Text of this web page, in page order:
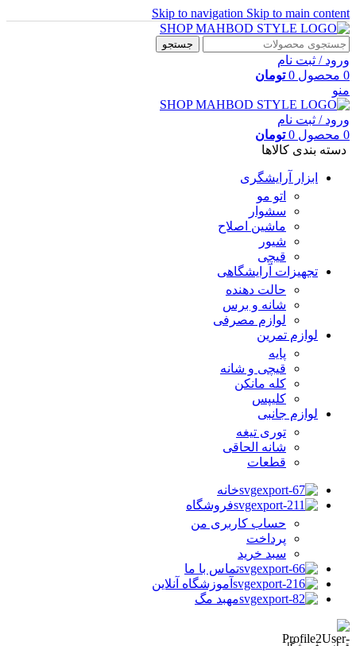
Skip to navigation Skip to main content
جستجو
ورود / ثبت نام
0 محصول 0 تومان
منو
ورود / ثبت نام
0 محصول 0 تومان
دسته بندی کالاها
ابزار آرایشگری
اتو مو
سشوار
ماشین اصلاح
شیور
قیچی
تجهیزات آرایشگاهی
حالت دهنده
شانه و برس
لوازم مصرفی
لوازم تمرین
پایه
قیچی و شانه
کله مانکن
کلیپس
لوازم جانبی
توری تیغه
شانه الحاقی
قطعات
خانه
فروشگاه
حساب کاربری من
پرداخت
سبد خرید
تماس با ما
آموزشگاه آنلاین
مهبد مگ